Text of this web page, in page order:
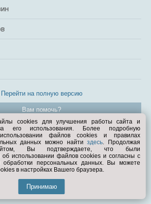
Перейти на полную версию
Вам помочь?
© Exist.ru 1998—2026
cookies для улучшения работы сайта и
его использования. Более подробную
файлов cookies и правилах
данных можно найтиздесь. Продолжая
Вы подтверждаете, что были
использовании файлов cookies и согласны с
персональных данных. Вы можете
в настройках Вашего браузера.
Принимаю